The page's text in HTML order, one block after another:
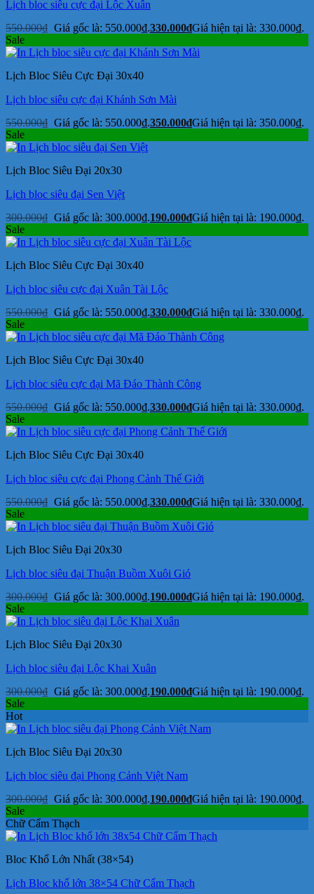
Lịch bloc siêu cực đại Lộc Xuân
550.000₫ Giá gốc là: 550.000₫.330.000₫Giá hiện tại là: 330.000₫.
Sale
Lịch Bloc Siêu Cực Đại 30x40
Lịch bloc siêu cực đại Khánh Sơn Mài
550.000₫ Giá gốc là: 550.000₫.350.000₫Giá hiện tại là: 350.000₫.
Sale
Lịch Bloc Siêu Đại 20x30
Lịch bloc siêu đại Sen Việt
300.000₫ Giá gốc là: 300.000₫.190.000₫Giá hiện tại là: 190.000₫.
Sale
Lịch Bloc Siêu Cực Đại 30x40
Lịch bloc siêu cực đại Xuân Tài Lộc
550.000₫ Giá gốc là: 550.000₫.330.000₫Giá hiện tại là: 330.000₫.
Sale
Lịch Bloc Siêu Cực Đại 30x40
Lịch bloc siêu cực đại Mã Đáo Thành Công
550.000₫ Giá gốc là: 550.000₫.330.000₫Giá hiện tại là: 330.000₫.
Sale
Lịch Bloc Siêu Cực Đại 30x40
Lịch bloc siêu cực đại Phong Cảnh Thế Giới
550.000₫ Giá gốc là: 550.000₫.330.000₫Giá hiện tại là: 330.000₫.
Sale
Lịch Bloc Siêu Đại 20x30
Lịch bloc siêu đại Thuận Buồm Xuôi Gió
300.000₫ Giá gốc là: 300.000₫.190.000₫Giá hiện tại là: 190.000₫.
Sale
Lịch Bloc Siêu Đại 20x30
Lịch bloc siêu đại Lộc Khai Xuân
300.000₫ Giá gốc là: 300.000₫.190.000₫Giá hiện tại là: 190.000₫.
Sale
Hot
Lịch Bloc Siêu Đại 20x30
Lịch bloc siêu đại Phong Cảnh Việt Nam
300.000₫ Giá gốc là: 300.000₫.190.000₫Giá hiện tại là: 190.000₫.
Sale
Chữ Cẩm Thạch
Bloc Khổ Lớn Nhất (38×54)
Lịch Bloc khổ lớn 38×54 Chữ Cẩm Thạch